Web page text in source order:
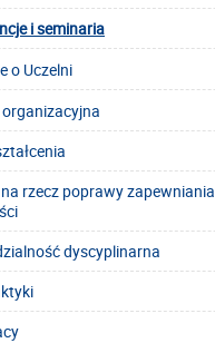
i seminaria
o Uczelni
na rzecz poprawy zapewniania
dyscyplinarna